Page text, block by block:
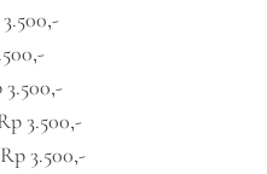
3.500,-
3.500,-